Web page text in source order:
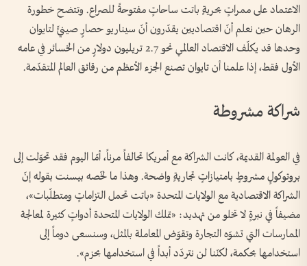
الاعتماد على ممراتٍ بحريةٍ باتت ساحاتٍ مفتوحةً للصراع. وتتضح خطورة
الرهان حين نعلم أنّ اقتصاديين يقدّرون أنّ سيناريو حصارٍ صينيٍّ لتايوان
وحدها قد يكلّف الاقتصاد العالمي نحو 2.7 تريليون دولارٍ من الخسائر في عامه
الأول فقط، إذا علمنا أن تايوان تصنع الجزء الأعظم من رقائق العالم المتقدّمة.
شراكة مشروطة
في العولمة القديمة، كانت الشراكة مع أمريكا تحالفاً مرناً، أمّا اليوم فقد تحوّلت إلى
بروتوكولٍ مشروطٍ بامتيازاتٍ تجاريةٍ واضحة. وهذا ما لخّصه بيسنت بقوله إنّ
الشراكة الاقتصادية مع الولايات المتحدة «باتت تحمل التزاماتٍ ومتطلّبات»،
مضيفاً في نبرةٍ لا تخلو من تهديد: «تملك الولايات المتحدة أدواتٍ كثيرة لمعالجة
الممارسات التي تشوّه التجارة وتقوّض المعاملة بالمثل، وسنسعى دوماً إلى
استخدامها بحكمة، لكنّنا لن نتردّد أبداً في استخدامها بحزم».